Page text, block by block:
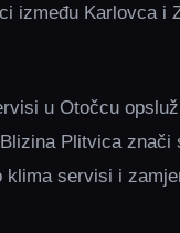
između Karlovca i
u Otočcu
Plitvica
servisi i